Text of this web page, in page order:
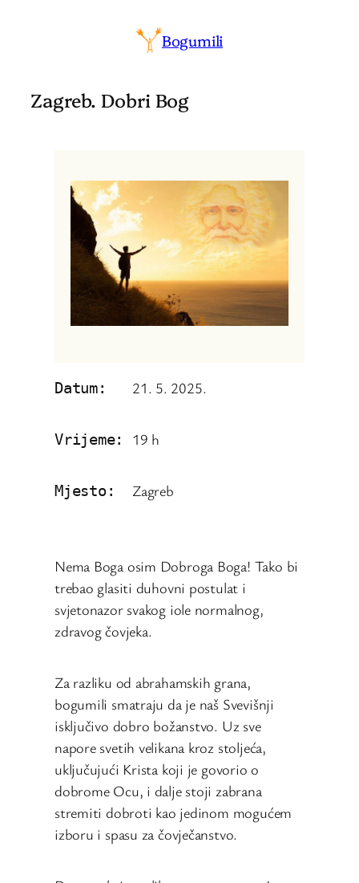
Bogumili
Zagreb. Dobri Bog
Datum: 21. 5. 2025.
Vrijeme: 19 h
Mjesto: Zagreb
Nema Boga osim Dobroga Boga! Tako bi
trebao glasiti duhovni postulat i
svjetonazor svakog iole normalnog,
zdravog čovjeka.
Za razliku od abrahamskih grana,
bogumili smatraju da je naš Svevišnji
isključivo dobro božanstvo. Uz sve
napore svetih velikana kroz stoljeća,
uključujući Krista koji je govorio o
dobrome Ocu, i dalje stoji zabrana
stremiti dobroti kao jedinom mogućem
izboru i spasu za čovječanstvo.